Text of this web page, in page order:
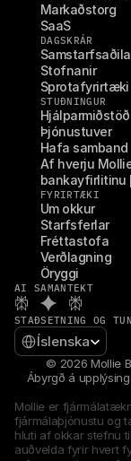
Markaðstorg
SaaS
DAGSKRÁR
Stofnanir
Sprotafyrirtæki
STUÐNINGUR
Hjálparmiðstöð
Þjónustuver
Hafa
Af hverju
bankayfirlitinu
FYRIRTÆKI
Um okkur
Starfsferlar
Fréttastofa
Verðlagning
Öryggi
AI SAMANTEKT
STAÐSETNING OG
Select Language
Íslenska
© 2026 Mollie
Ábyrgð á
Mollie er
fjármálaþjónustu og
hluti af okkar stefnu
auðvelda fyrir hvert